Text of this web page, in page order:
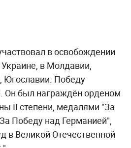
в освобождении
в Молдавии,
Югославии. Победу
Он был награждён орденом
II степени, медалями "За
Победу над Германией",
в Великой Отечественной